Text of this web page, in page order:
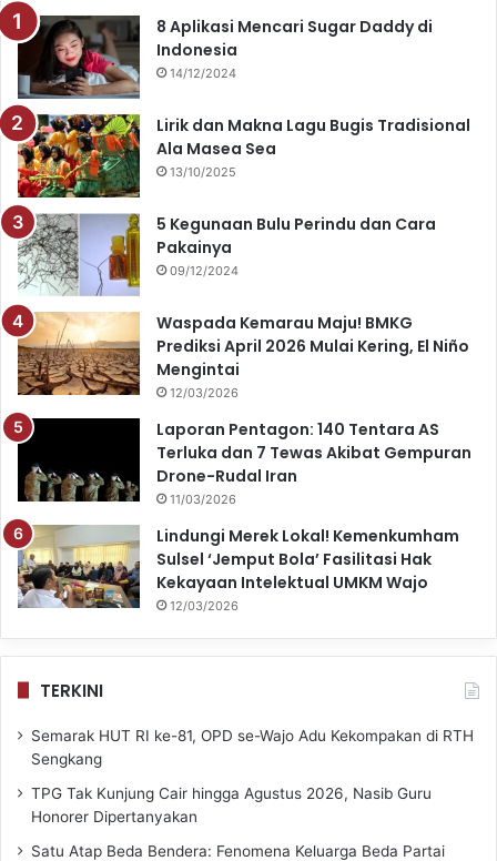
b
o
e
m
8 Aplikasi Mencari Sugar Daddy di
Indonesia
14/12/2024
Lirik dan Makna Lagu Bugis Tradisional
Ala Masea Sea
13/10/2025
5 Kegunaan Bulu Perindu dan Cara
Pakainya
09/12/2024
Waspada Kemarau Maju! BMKG
Prediksi April 2026 Mulai Kering, El Niño
Mengintai
12/03/2026
Laporan Pentagon: 140 Tentara AS
Terluka dan 7 Tewas Akibat Gempuran
Drone-Rudal Iran
11/03/2026
Lindungi Merek Lokal! Kemenkumham
Sulsel ‘Jemput Bola’ Fasilitasi Hak
Kekayaan Intelektual UMKM Wajo
12/03/2026
TERKINI
Semarak HUT RI ke-81, OPD se-Wajo Adu Kekompakan di RTH
Sengkang
TPG Tak Kunjung Cair hingga Agustus 2026, Nasib Guru
Honorer Dipertanyakan
Satu Atap Beda Bendera: Fenomena Keluarga Beda Partai